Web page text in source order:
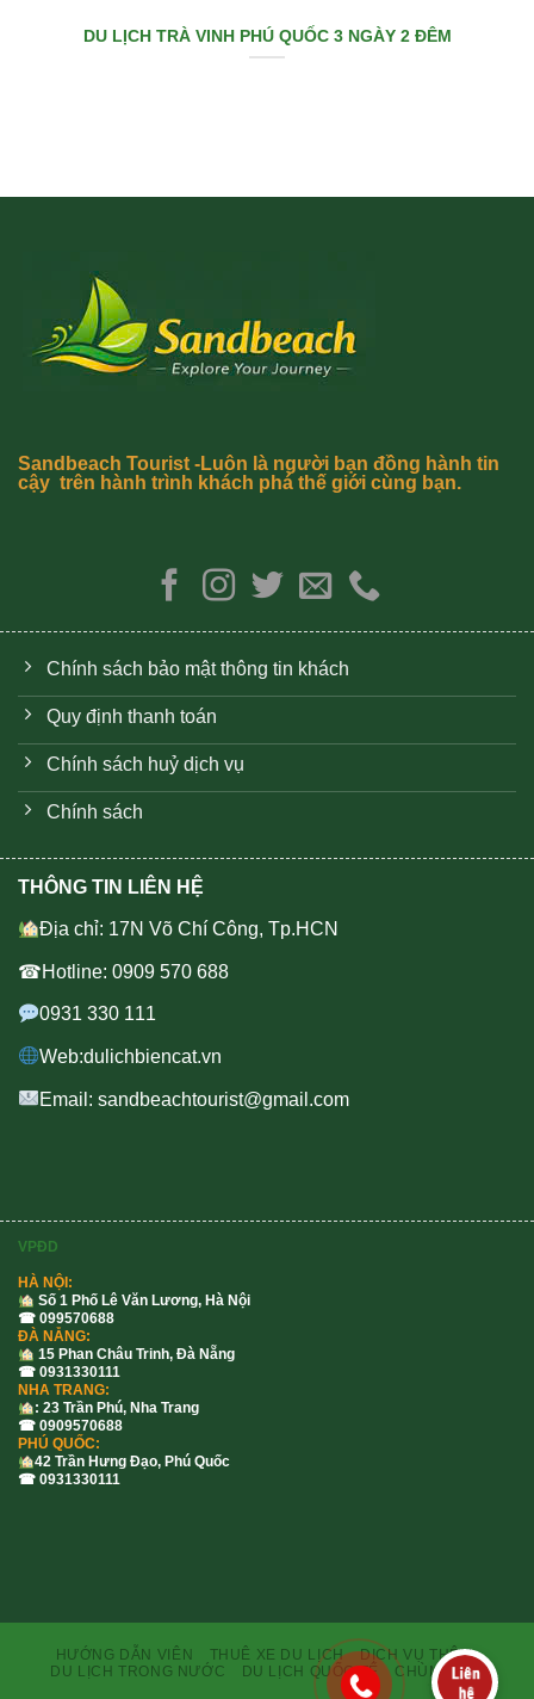
DU LỊCH TRÀ VINH PHÚ QUỐC 3 NGÀY 2 ĐÊM
Sandbeach Tourist -Luôn là người bạn đồng hành tin
cậy trên hành trình khách phá thế giới cùng bạn.
Chính sách bảo mật thông tin khách
Quy định thanh toán
Chính sách huỷ dịch vụ
Chính sách
THÔNG TIN LIÊN HỆ
Địa chỉ: 17N Võ Chí Công, Tp.HCN
☎Hotline: 0909 570 688
0931 330 111
Web:dulichbiencat.vn
Email: sandbeachtourist@gmail.com
VPĐD
HÀ NỘI:
Số 1 Phố Lê Văn Lương, Hà Nội
☎ 099570688
ĐÀ NẴNG:
15 Phan Châu Trinh, Đà Nẵng
☎ 0931330111
NHA TRANG:
: 23 Trần Phú, Nha Trang
☎ 0909570688
PHÚ QUỐC:
42 Trần Hưng Đạo, Phú Quốc
☎ 0931330111
HƯỚNG DẪN VIÊN THUÊ XE DU LỊCH
DỊCH VỤ THÊM
DU LỊCH TRONG NƯỚC
DU LỊCH QUỐC TẾ CHÙM TOUR